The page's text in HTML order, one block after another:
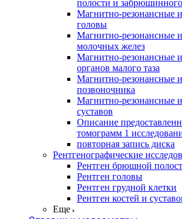
полости и забрюшинного
Магнитно-резонансные
головы
Магнитно-резонансные
молочных желез
Магнитно-резонансные
органов малого таза
Магнитно-резонансные
позвоночника
Магнитно-резонансные
суставов
Описание
томограмм 1
повторная запись диска
Рентгенографические
Рентген брюшной
Рентген головы
Рентген грудной клетки
Рентген костей и
Еще